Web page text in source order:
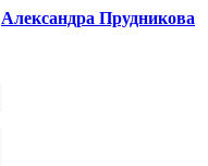
Александра Прудникова